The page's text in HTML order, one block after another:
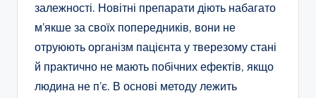
залежності. Новітні препарати діють набагато
м’якше за своїх попередників, вони не
отруюють організм пацієнта у тверезому стані
й практично не мають побічних ефектів, якщо
людина не п’є. В основі методу лежить